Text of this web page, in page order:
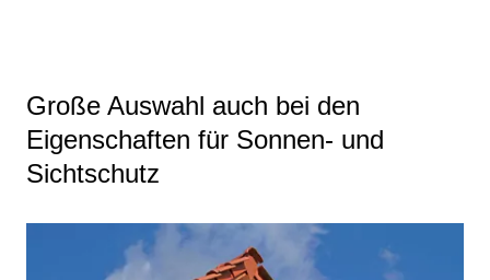
Große Auswahl auch bei den
Eigenschaften für Sonnen- und
Sichtschutz